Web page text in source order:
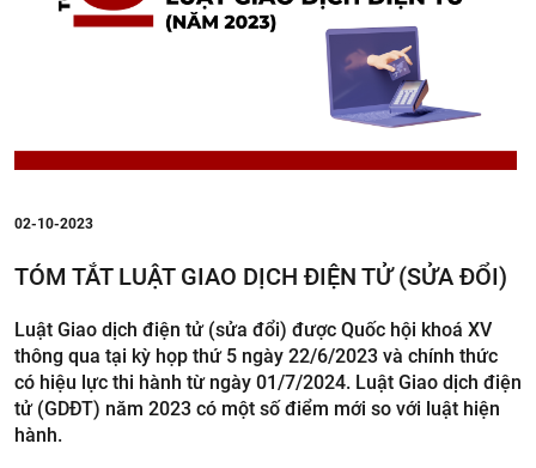
02-10-2023
TÓM TẮT LUẬT GIAO DỊCH ĐIỆN TỬ (SỬA ĐỔI)
Luật Giao dịch điện tử (sửa đổi) được Quốc hội khoá XV
thông qua tại kỳ họp thứ 5 ngày 22/6/2023 và chính thức
có hiệu lực thi hành từ ngày 01/7/2024. Luật Giao dịch điện
tử (GDĐT) năm 2023 có một số điểm mới so với luật hiện
hành.